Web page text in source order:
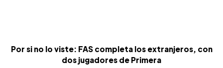
Por si no lo viste: FAS completa los extranjeros, con
dos jugadores de Primera